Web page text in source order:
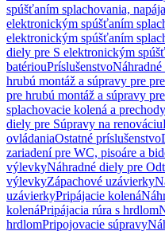
spúšťaním splachovania,
elektronickým spúšťaním
elektronickým spúšťaním
diely pre S elektronickým
batériouPríslušenstvo
hrubú montáž a súpravy pre
pre hrubú montáž a súpravy
splachovacie kolená a prechody
diely pre Súpravy na renováciu
ovládaniaOstatné príslušenstvo
zariadení pre WC, pisoáre a
výlevkyNáhradné diely pre
výlevkyZápachové uzávierky
uzávierkyPripájacie kolená
kolenáPripájacia rúra s hrdlom
hrdlomPripojovacie súpravy